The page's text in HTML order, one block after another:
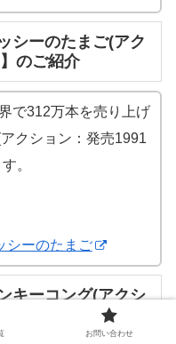
シーのたまご(アク
のご紹介
で312万本を売り上げ
クション：発売1991
。
シーのたまご
キーコング(アクシ
紹介
お問い合わせ